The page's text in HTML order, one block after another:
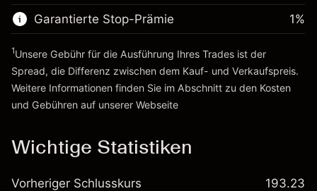
Zur Plattform
~$5,000.00
Geld aus Hebelwirkung ~ $
Zur Plattform
Garantierte Stop-Prämie 1%
1Unsere Gebühr für die Ausführung Ihres Trades ist der
Spread, die Differenz zwischen dem Kauf- und Verkaufspreis.
Weitere Informationen finden Sie im Abschnitt zu den Kosten
und Gebühren auf unserer Webseite
Wichtige Statistiken
Vorheriger Schlusskurs 193.23